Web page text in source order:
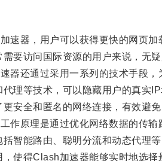
器，用户可以获得更快的网页加
访问国际资源的用户来说，无疑
还通过采用一系列的技术手段，
等技术，可以隐藏用户的真实IP
全和匿名的网络连接，有效避免
原理是通过优化网络数据的传输
能路由、聪明分流和动态代理等
得Clash加速器能够实时地选择